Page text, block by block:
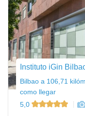
Instituto iGin
Bilbao a 106,71
como llegar
5,0